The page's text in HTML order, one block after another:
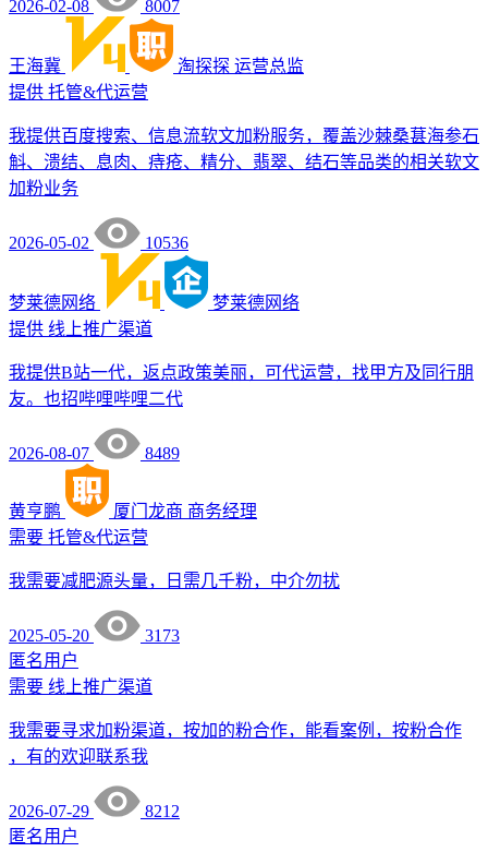
2026-02-08 8007
王海冀 淘探探 运营总监
提供 托管&代运营
我提供百度搜索、信息流软文加粉服务，覆盖沙棘桑葚海参石
斛、溃结、息肉、痔疮、精分、翡翠、结石等品类的相关软文
加粉业务
2026-05-02 10536
梦莱德网络
梦莱德网络
提供 线上推广渠道
我提供B站一代，返点政策美丽，可代运营，找甲方及同行朋
友。也招哔哩哔哩二代
2026-08-07 8489
黄亨鹏 厦门龙商 商务经理
需要 托管&代运营
我需要减肥源头量，日需几千粉，中介勿扰
2025-05-20
3173
匿名用户
需要 线上推广渠道
我需要寻求加粉渠道，按加的粉合作，能看案例，按粉合作
，有的欢迎联系我
2026-07-29
8212
匿名用户